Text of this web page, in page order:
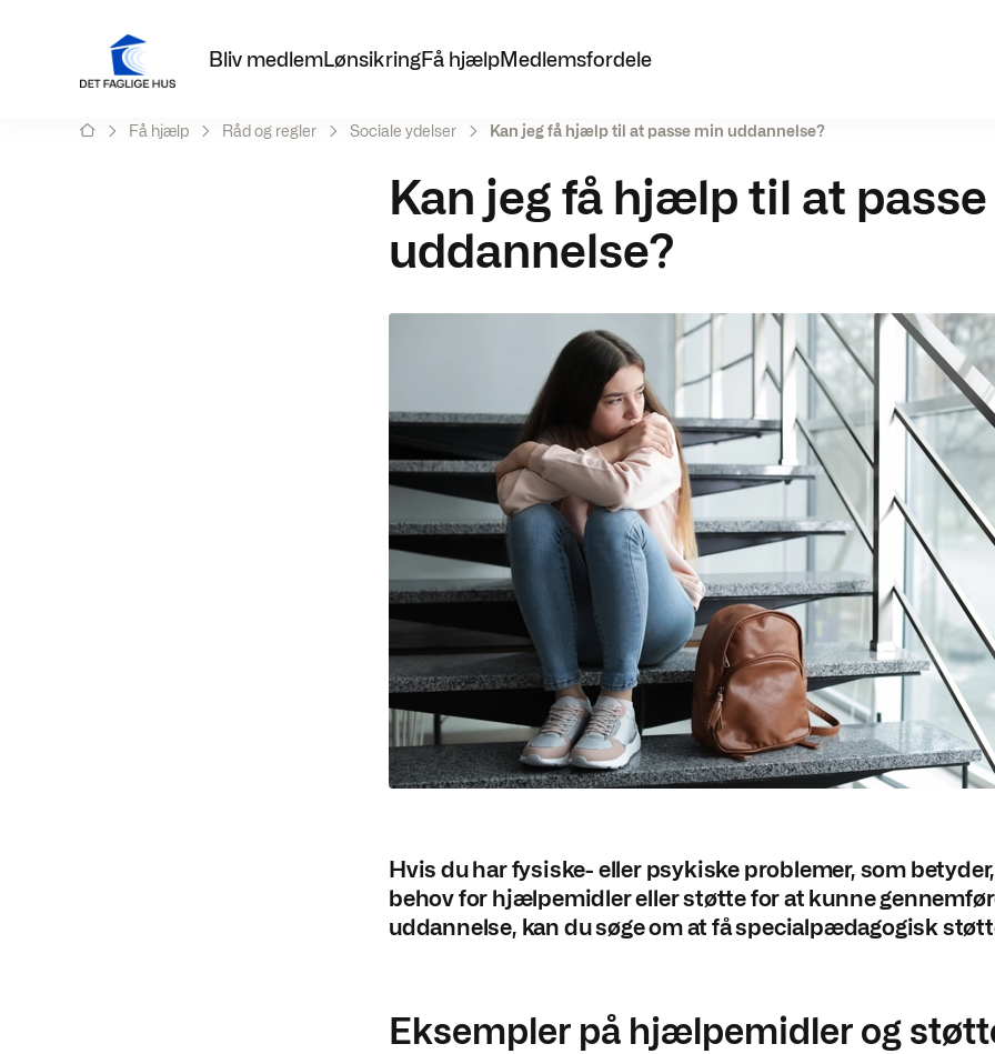
Bliv medlemLønsikringFå hjælpMedlemsfordele
Få hjælp Råd og regler Sociale ydelser Kan jeg få hjælp til at passe min uddannelse?
Kan jeg få hjælp til at
uddannelse?
Hvis du har fysiske- eller psykiske problemer, som
behov for hjælpemidler eller støtte for at kunne
uddannelse, kan du søge om at få specialpædagogisk
Eksempler på hjælpemidler og